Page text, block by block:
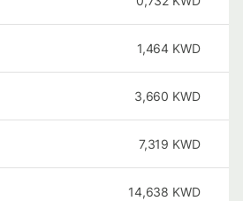
1,464 KWD
3,660 KWD
7,319 KWD
14,638 KWD